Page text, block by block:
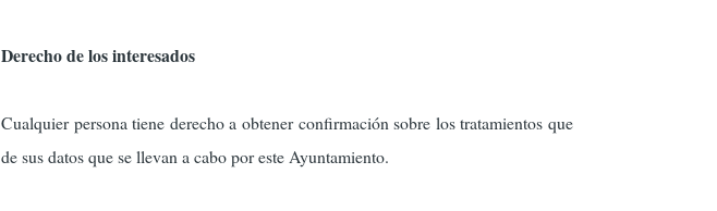
Derecho de los interesados
Cualquier persona tiene derecho a obtener confirmación sobre los tratamientos que
de sus datos que se llevan a cabo por este Ayuntamiento.